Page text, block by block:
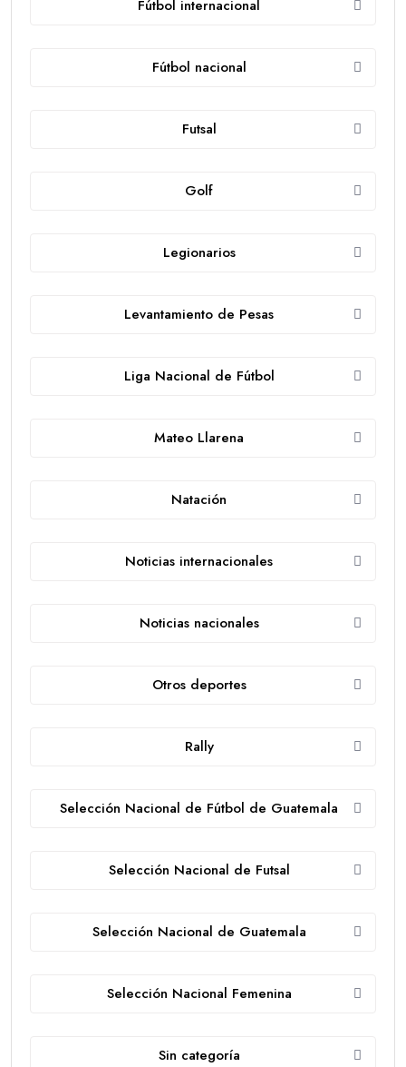
Fútbol internacional
Fútbol nacional
Futsal
Golf
Legionarios
Levantamiento de Pesas
Liga Nacional de Fútbol
Mateo Llarena
Natación
Noticias internacionales
Noticias nacionales
Otros deportes
Rally
Selección Nacional de Fútbol de Guatemala
Selección Nacional de Futsal
Selección Nacional de Guatemala
Selección Nacional Femenina
Sin categoría